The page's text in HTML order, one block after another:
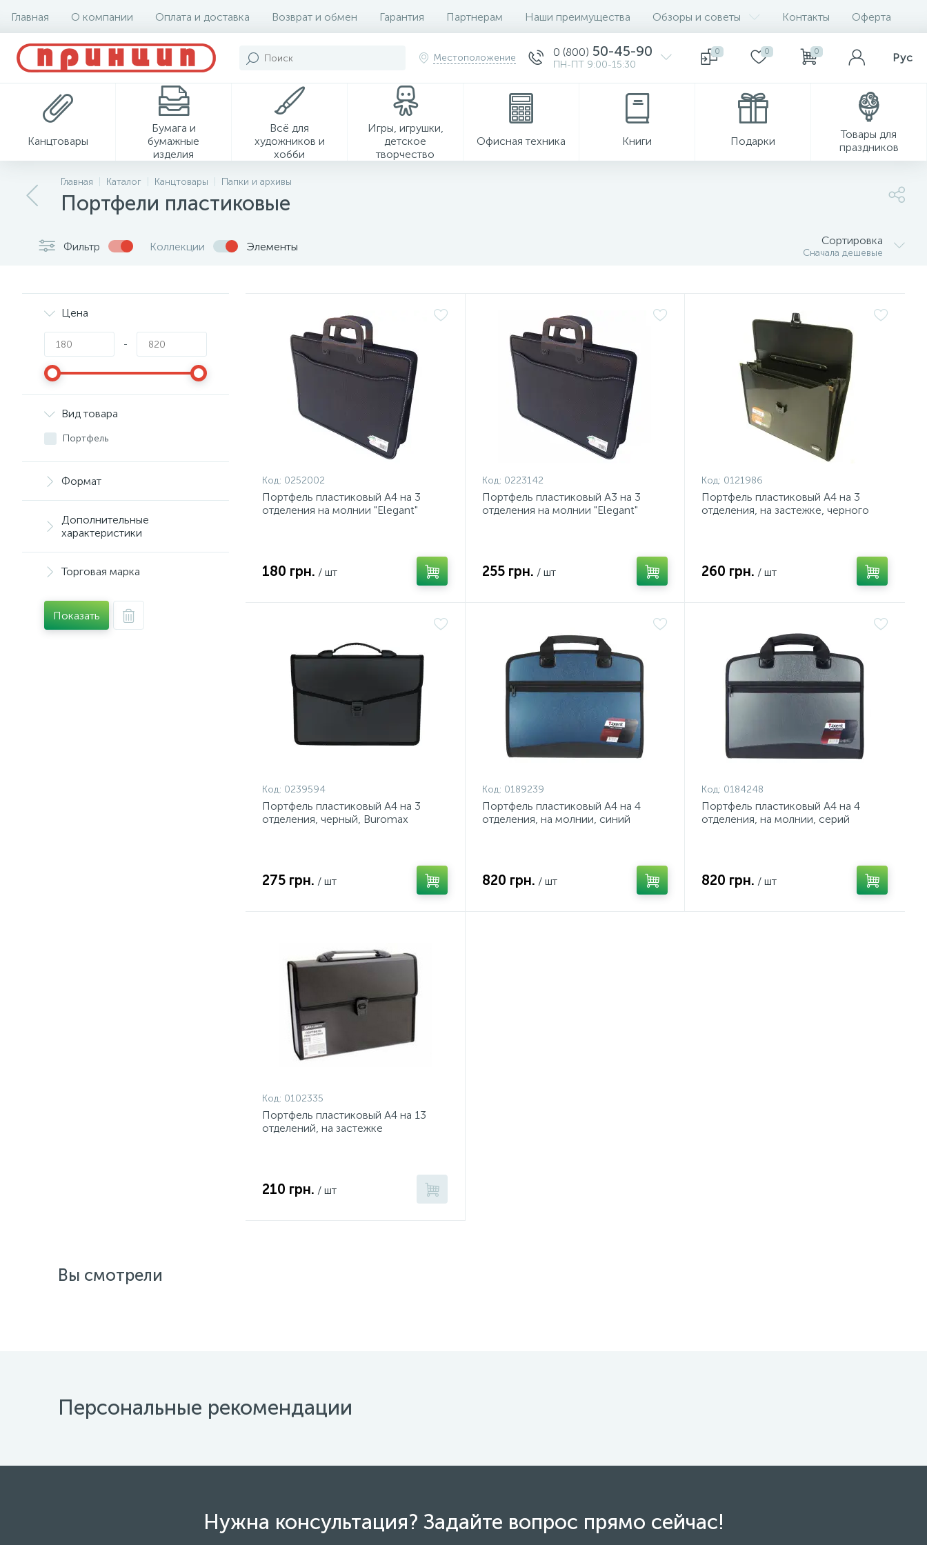
Главная О компании Оплата и доставка Возврат и обмен Гарантия Партнерам Наши преимущества Обзоры и советы Контакты Оферта
Местоположение 0 (800) 50-45-90
ПН-ПТ 9:00-15:30
0 0 0 Рус
Канцтовары
Бумага и
бумажные
изделия
Всё для
художников и
хобби
Игры, игрушки,
детское
творчество
Офисная техника Книги Подарки
Товары для
праздников
Главная Каталог Канцтовары Папки и архивы
Портфели пластиковые
Фильтр Коллекции Элементы Сортировка
Сначала дешевые
Цена
-
Вид товара
Портфель
Формат
Дополнительные
характеристики
Торговая марка
Показать
Код: 0252002
Портфель пластиковый А4 на 3
отделения на молнии "Elegant"
180 грн. / шт
Код: 0223142
Портфель пластиковый А3 на 3
отделения на молнии "Elegant"
255 грн. / шт
Код: 0121986
Портфель пластиковый А4 на 3
отделения, на застежке, черного
260 грн. / шт
Код: 0239594
Портфель пластиковый А4 на 3
отделения, черный, Buromax
275 грн. / шт
Код: 0189239
Портфель пластиковый А4 на 4
отделения, на молнии, синий
820 грн. / шт
Код: 0184248
Портфель пластиковый А4 на 4
отделения, на молнии, серий
820 грн. / шт
Код: 0102335
Портфель пластиковый А4 на 13
отделений, на застежке
210 грн. / шт
Вы смотрели
Персональные рекомендации
Нужна консультация? Задайте вопрос прямо сейчас!